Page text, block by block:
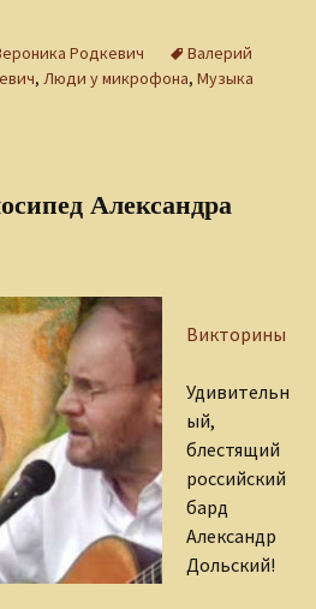
Родкевич
Валерий
, Люди у микрофона, Музыка
Александра
Викторины
Удивительн
ый,
блестящий
российский
бард
Александр
Дольский!